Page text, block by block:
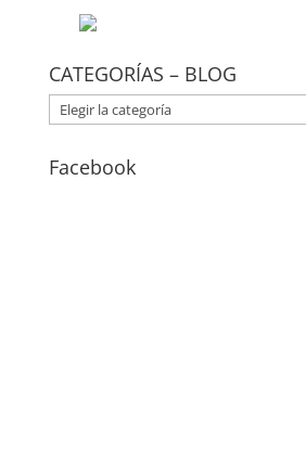
CATEGORÍAS – BLOG
CATEGORÍAS
–
Facebook